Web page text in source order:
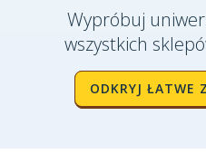
Wypróbuj
wszystkich
ODKRYJ ŁATWE